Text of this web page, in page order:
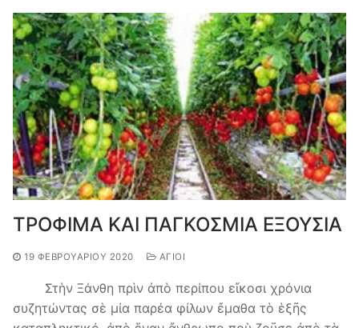
ΤΡΟΦΙΜΑ ΚΑΙ ΠΑΓΚΟΣΜΙΑ ΕΞΟΥΣΙΑ
19 ΦΕΒΡΟΥΑΡΊΟΥ 2020 ΆΓΙΟΙ
Στὴν Ξάνθη πρὶν ἀπὸ περίπου εἴκοσι χρόνια
συζητώντας σὲ μία παρέα φίλων ἔμαθα τὸ ἑξῆς